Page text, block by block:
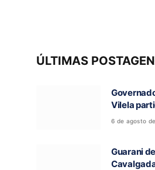
ÚLTIMAS
Vilela
e visita
Ronca
6 de agosto
Guarani